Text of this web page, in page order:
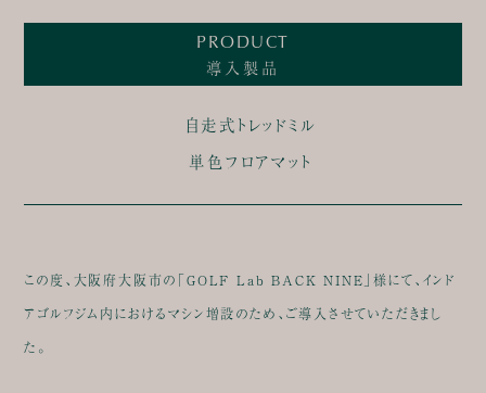
PRODUCT
導入製品
自走式トレッドミル
単色フロアマット
この度、大阪府大阪市の「GOLF Lab BACK NINE」様にて、インド
アゴルフジム内におけるマシン増設のため、ご導入させていただきまし
た。